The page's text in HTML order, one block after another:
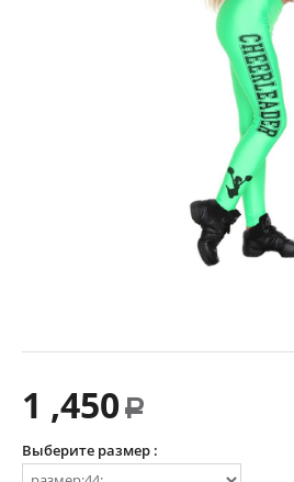
1 ,450 Р
Выберите размер :